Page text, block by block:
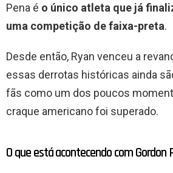
Pena é o único atleta que já
uma competição de faixa-preta.
Desde então, Ryan venceu a
essas derrotas históricas ainda
fãs como um dos poucos
craque americano foi superado.
O que está acontecendo com Gordon